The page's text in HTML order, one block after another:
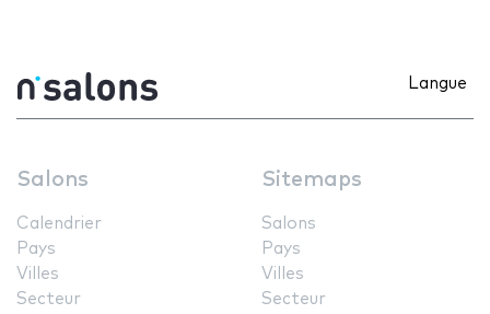
Langue
Salons
Calendrier
Pays
Villes
Secteur
Sitemaps
Salons
Pays
Villes
Secteur